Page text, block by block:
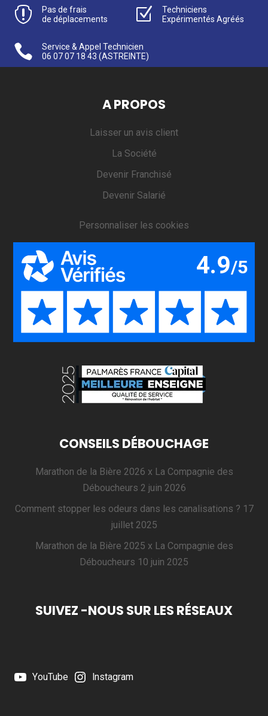

Pas de frais
de déplacements
Z
Techniciens
Expérimentés Agréés

Service & Appel Technicien
06 07 07 18 43 (ASTREINTE)
A PROPOS
Laisser un avis client
La Société
Devenir Franchisé
Devenir Salarié
Personnaliser les cookies
CONSEILS DÉBOUCHAGE
Marathon de la Bière 2026 x La Compagnie des
Déboucheurs 2 juin 2026
Comment stopper les odeurs dans les canalisations ? 17
juillet 2025
Marathon de la Bière 2025 x La Compagnie des
Déboucheurs 10 juin 2025
SUIVEZ -NOUS SUR LES RÉSEAUX
YouTube Instagram